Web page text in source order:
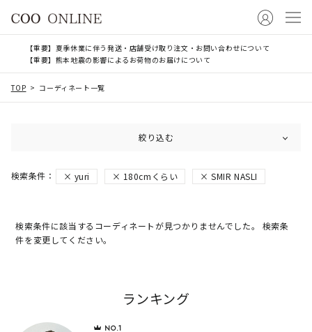
【重要】夏季休業に伴う発送・店舗受け取り注文・お問い合わせについて
【重要】熊本地震の影響によるお荷物のお届けについて
TOP コーディネート一覧
絞り込む
yuri 180cmくらい SMIR NASLI
検索条件に該当するコーディネートが見つかりませんでした。 検索条
件を変更してください。
ランキング